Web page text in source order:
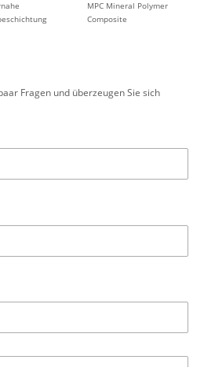
MPC Mineral Polymer
Composite
Fragen und überzeugen Sie sich